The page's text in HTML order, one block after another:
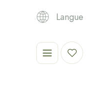
Langue